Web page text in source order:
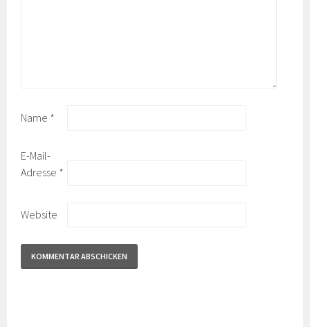
Name *
E-Mail-
Adresse *
Website